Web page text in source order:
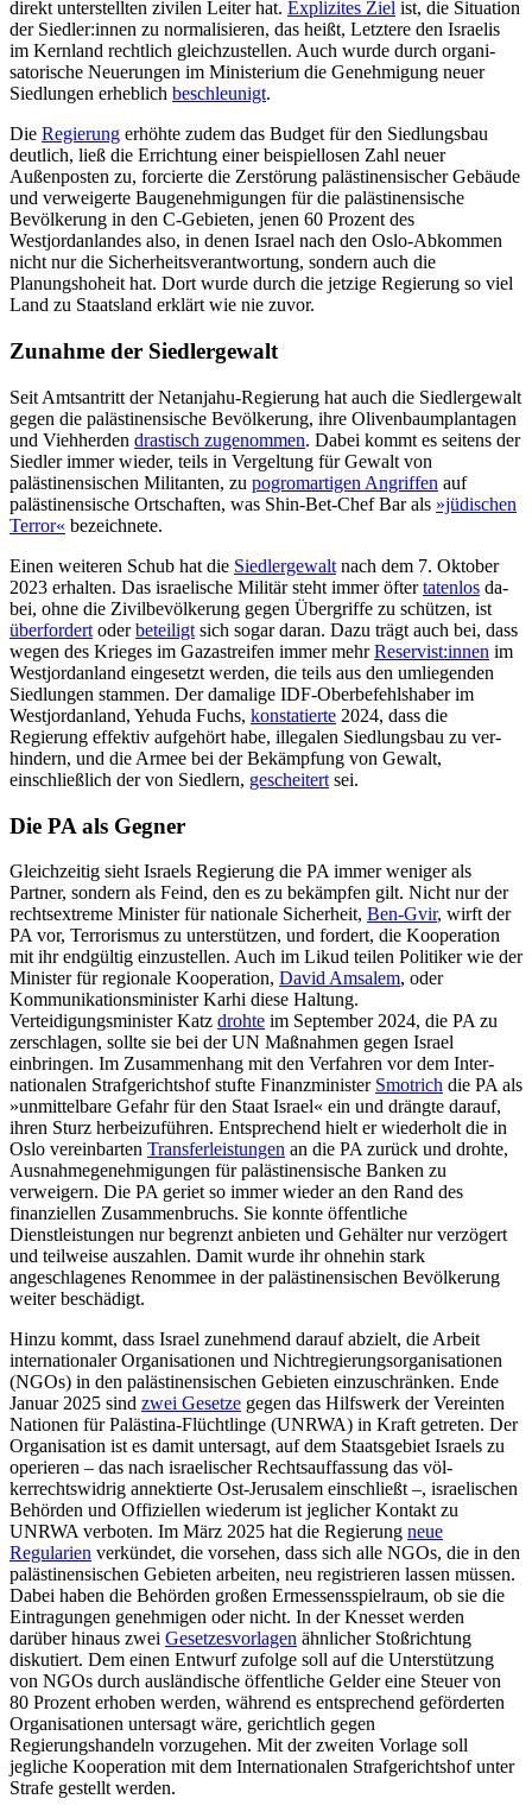
direkt unter­stellten zivilen Leiter hat. Explizites Ziel ist, die Situation
der Sied­ler:innen zu normalisieren, das heißt, Letz­tere den Israelis
im Kernland rechtlich gleichzustellen. Auch wurde durch organi­
satorische Neuerungen im Ministerium die Genehmigung neuer
Siedlungen erheblich beschleunigt.
Die Regierung erhöhte zudem das Budget für den Siedlungsbau
deutlich, ließ die Errichtung einer beispiellosen Zahl neuer
Außenposten zu, forcierte die Zerstörung palästinensischer Gebäude
und verweigerte Baugenehmigungen für die palästinensische
Bevölkerung in den C‑Gebieten, jenen 60 Prozent des
Westjordanlandes also, in denen Israel nach den Oslo-Abkommen
nicht nur die Sicherheitsverantwortung, sondern auch die
Planungshoheit hat. Dort wurde durch die jetzige Regierung so viel
Land zu Staatsland erklärt wie nie zuvor.
Zunahme der Siedlergewalt
Seit Amtsantritt der Netanjahu-Regierung hat auch die Siedlergewalt
gegen die paläs­tinensische Bevölkerung, ihre Olivenbaumplantagen
und Viehherden drastisch zuge­nommen. Dabei kommt es seitens der
Sied­ler immer wieder, teils in Vergeltung für Gewalt von
palästinensischen Militanten, zu pogromartigen Angriffen auf
palästinensische Ortschaften, was Shin-Bet-Chef Bar als »jüdischen
Terror« bezeichnete.
Einen weiteren Schub hat die Siedler­gewalt nach dem 7. Oktober
2023 erhalten. Das israe­li­sche Militär steht immer öftertatenlos da­
bei, ohne die Zivilbevölkerung gegen Über­griffe zu schützen, ist
überfordert oderbe­teiligt sich sogar daran. Dazu trägt auch bei, dass
wegen des Krieges im Gazastreifen immer mehrReser­vist:innen im
Westjordanland eingesetzt werden, die teils aus den umliegenden
Sied­lungen stam­men. Der damalige IDF-Ober­befehlshaber im
Westjordanland, Yehuda Fuchs, konsta­tierte 2024, dass die
Regierung effektiv auf­gehört habe, illegalen Sied­lungs­bau zu ver­
hindern, und die Armee bei der Bekämpfung von Gewalt,
einschließlich der von Siedlern, gescheitert sei.
Die PA als Gegner
Gleichzeitig sieht Israels Regierung die PA immer weniger als
Partner, sondern als Feind, den es zu bekämpfen gilt. Nicht nur der
rechtsextreme Minister für nationale Sicherheit, Ben-Gvir, wirft der
PA vor, Ter­rorismus zu unterstützen, und fordert, die Kooperation
mit ihr endgültig einzustellen. Auch im Likud teilen Politiker wie der
Minister für regionale Kooperation, David Amsalem, oder
Kommunikationsminister Karhi diese Haltung.
Verteidigungsminister Katz drohte im September 2024, die PA zu
zerschlagen, sollte sie bei der UN Maßnahmen gegen Israel
einbringen. Im Zusammenhang mit den Verfahren vor dem Inter­
nationalen Strafgerichtshof stufte Finanzminister Smotrich die PA als
»unmittelbare Gefahr für den Staat Israel« ein und drängte darauf,
ihren Sturz herbeizuführen. Ent­sprechend hielt er wiederholt die in
Oslo vereinbarten Transferleistungen an die PA zurück und drohte,
Ausnahmegenehmigungen für palästinensische Banken zu
verweigern. Die PA geriet so immer wieder an den Rand des
finanziellen Zusammenbruchs. Sie konnte öffentliche
Dienstleistungen nur begrenzt anbieten und Gehälter nur verzögert
und teilweise auszahlen. Damit wurde ihr ohnehin stark
angeschlagenes Renommee in der palästinensischen Bevölkerung
weiter beschädigt.
Hinzu kommt, dass Israel zunehmend darauf abzielt, die Arbeit
internationaler Organisationen und Nichtregierungsorganisationen
(NGOs) in den palästinensischen Gebieten einzuschränken. Ende
Januar 2025 sind zwei Gesetze gegen das Hilfswerk der Vereinten
Nationen für Palästina-Flücht­lin­ge (UNRWA) in Kraft getreten. Der
Orga­nisation ist es damit untersagt, auf dem Staatsgebiet Israels zu
operieren – das nach israelischer Rechtsauffassung das völ­
kerrechtswidrig annektierte Ost-Jerusalem einschließt –, israelischen
Behörden und Offiziellen wiederum ist jeglicher Kontakt zu
UNRWA verboten. Im März 2025 hat die Regierung neue
Regularien verkündet, die vorsehen, dass sich alle NGOs, die in den
palästinensischen Gebieten arbeiten, neu registrieren lassen müssen.
Dabei haben die Behörden großen Ermessensspielraum, ob sie die
Eintragungen genehmigen oder nicht. In der Knesset werden
darüber hin­aus zwei Gesetzesvorlagen ähnlicher Stoß­richtung
diskutiert. Dem einen Entwurf zufolge soll auf die Unterstützung
von NGOs durch ausländische öffentliche Gel­der eine Steuer von
80 Prozent erhoben werden, während es entsprechend geför­der­ten
Organisationen untersagt wäre, gericht­lich gegen
Regierungshandeln vorzugehen. Mit der zweiten Vorlage soll
jegliche Ko­ope­ration mit dem Internationalen Strafgerichtshof unter
Strafe gestellt werden.